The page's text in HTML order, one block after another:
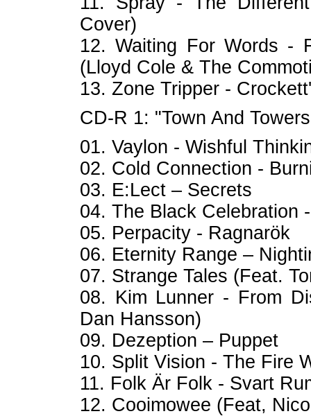
Cover)
12. Waiting For Words -
(Lloyd Cole & The
13. Zone Tripper -
CD-R 1: "Town And
01. Vaylon - Wishful
02. Cold Connection -
03. E:Lect – Secrets
04. The Black Celebration
05. Perpacity - Ragnarök
06. Eternity Range –
07. Strange Tales (Feat.
08. Kim Lunner - From
Dan Hansson)
09. Dezeption – Puppet
10. Split Vision - The Fire
11. Folk Är Folk - Svart
12. Cooimowee (Feat,